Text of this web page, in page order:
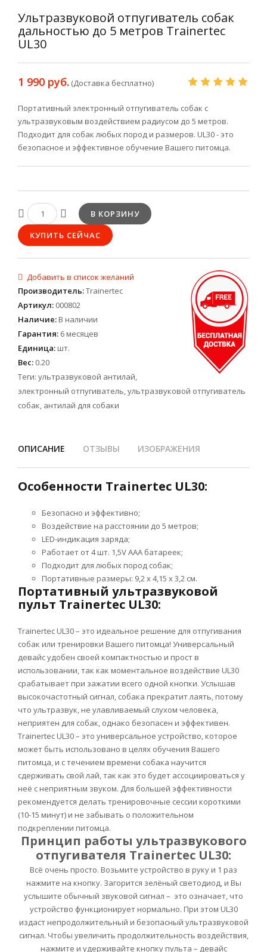
Ультразвуковой отпугиватель собак
дальностью до 5 метров Trainertec
UL30
1 990 руб. (Доставка бесплатно)
Портативный электронный отпугиватель собак с
ультразвуковым воздействием радиусом до 5 метров.
Подходит для собак любых пород и размеров. UL30 - это
безопасное и эффективное обучение Вашего питомца.
Производитель:Trainertec
Артикул: 000802
Наличие: В наличии
Гарантия: 6 месяцев
Единица: шт.
Вес: 0.20
Теги: ультразвуковой антилай,
электронный отпугиватель,ультразвуковой отпугиватель
собак, антилай для собаки
ОПИСАНИЕ ОТЗЫВЫ ИЗОБРАЖЕНИЯ
Особенности Trainertec UL30:
Безопасно и эффективно;
Воздействие на расстоянии до 5 метров;
LED-индикация заряда;
Работает от 4 шт. 1,5V AAA батареек;
Подходит для любых пород собак;
Портативные размеры: 9,2 х 4,15 х 3,2 см.
Портативный ультразвуковой
пульт Trainertec UL30:
Trainertec UL30 – это идеальное решение для отпугивания
собак или тренировки Вашего питомца! Универсальный
девайс удобен своей компактностью и прост в
использовании, так как моментальное воздействие UL30
срабатывает при зажатии всего одной кнопки. Услышав
высокочастотный сигнал, собака прекратит лаять, потому
что ультразвук, не улавливаемый слухом человека,
неприятен для собак, однако безопасен и эффективен.
Trainertec UL30 – это универсальное устройство, которое
может быть использовано в целях обучения Вашего
питомца, и с течением времени собака научится
сдерживать свой лай, так как это будет ассоциироваться у
неё с неприятным звуком. Для большей эффективности
рекомендуется делать тренировочные сессии короткими
(10-15 минут) и не забывать о положительном
подкреплении питомца.
Принцип работы ультразвукового
отпугивателя Trainertec UL30:
Всё очень просто. Возьмите устройство в руку и 1 раз
нажмите на кнопку. Загорится зелёный светодиод, и Вы
услышите обычный звуковой сигнал – это означает, что
устройство функционирует нормально. При этом UL30
издаст непродолжительный и безопасный ультразвуковой
сигнал. Чтобы увеличить продолжительность воздействия,
нажмите и удерживайте кнопку пульта – девайс